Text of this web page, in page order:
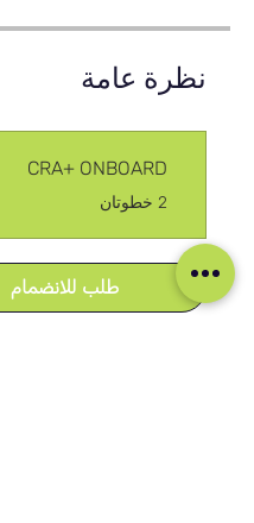
نظرة عامة
CRA+ ONBOARD
.2 خطوتان
طلب للانضمام